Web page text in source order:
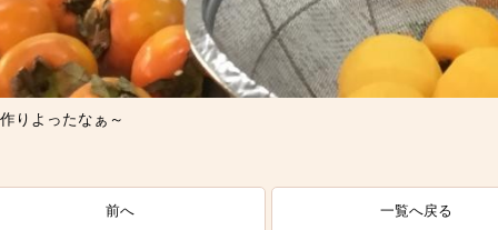
りよったなぁ～
前へ 一覧へ戻る